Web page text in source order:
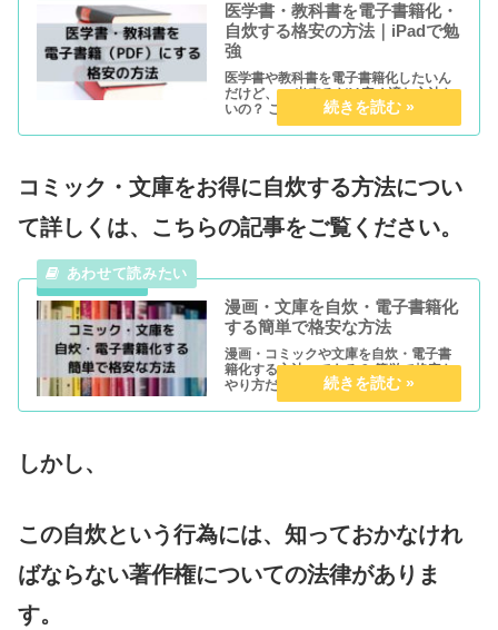
医学書・教科書を電子書籍化・
自炊する格安の方法｜iPadで勉
強
医学書や教科書を電子書籍化したいん
だけど、、 出来るだけ安く済む方法な
いの？ こんな疑問にお答えします。 こ
の記事では、『医学書・教科書の電子
書籍（PDF化）・自炊する最安の方
この記事は 『いちいち裁断機...
コミック・文庫をお得に自炊する方法につい
て詳しくは、こちらの記事をご覧ください。
漫画・文庫を自炊・電子書籍化
する簡単で格安な方法
漫画・コミックや文庫を自炊・電子書
籍化する方法ってある？ 簡単で格安な
やり方だと嬉しい！ こんな疑問にお答
えします。 本記事を読むべき人 コミッ
クや文庫を簡単で格安に自炊・電子書
しかし、
この自炊という行為には、知っておかなけれ
ばならない著作権についての法律がありま
す。